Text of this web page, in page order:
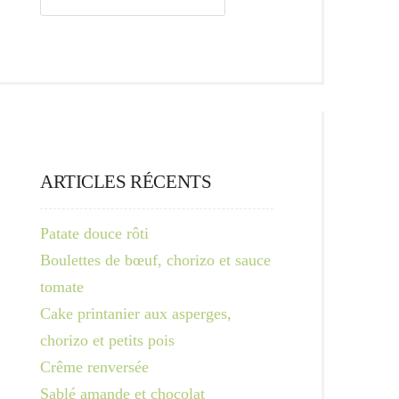
ARTICLES RÉCENTS
Patate douce rôti
Boulettes de bœuf, chorizo et sauce
tomate
Cake printanier aux asperges,
chorizo et petits pois
Crême renversée
Sablé amande et chocolat